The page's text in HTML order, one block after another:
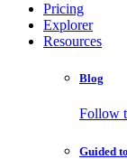
Pricing
Explorer
Resources
Blog
Follow
Guided